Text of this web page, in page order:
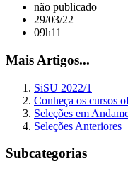
não publicado
29/03/22
09h11
Mais Artigos...
SiSU 2022/1
Conheça os cursos
Seleções em
Seleções Anteriores
Subcategorias